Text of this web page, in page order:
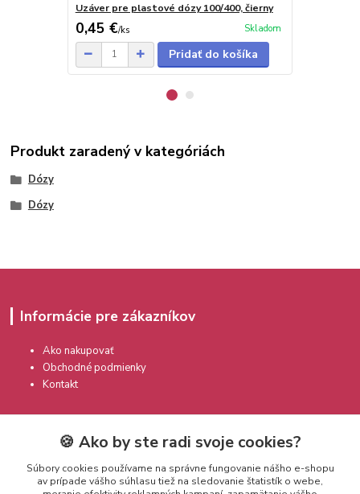
Uzáver pre plastové dózy 100/400, čierny
0,45 €/ks Skladom
Pridať do košíka
Produkt zaradený v kategóriách
Dózy
Dózy
Informácie pre zákazníkov
Ako nakupovať
Obchodné podmienky
Kontakt
🍪 Ako by ste radi svoje cookies?
Súbory cookies používame na správne fungovanie nášho e-shopu
av prípade vášho súhlasu tiež na sledovanie štatistík o webe,